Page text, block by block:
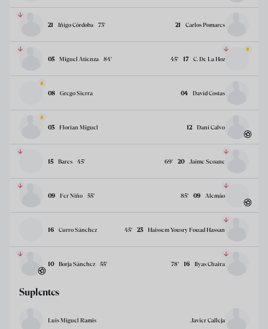
21 Iñigo Córdoba 73’ 21 Carlos Pomares
05 Miguel Atienza 84’ 17 C. De La Hoz
45’
08 Grego Sierra 04 David Costas
03 Florian Miguel 12 Dani Calvo
15 Bares 45’ 20 Jaime Seoane
69’
09 Fer Niño 55’ 09 Alemâo
85’
16 Curro Sánchez 23 Haissem Yousry Fouad Hassan
45’
10 Borja Sánchez 55’ 16 Ilyas Chaira
78’
Suplentes
Luis Miguel Ramis Javier Calleja